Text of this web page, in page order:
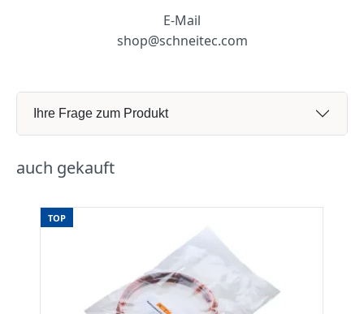
E-Mail
shop@schneitec.com
Ihre Frage zum Produkt
auch gekauft
TOP